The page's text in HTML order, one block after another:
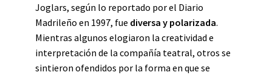
Joglars, según lo reportado por el Diario
Madrileño en 1997, fue diversa y polarizada.
Mientras algunos elogiaron la creatividad e
interpretación de la compañía teatral, otros se
sintieron ofendidos por la forma en que se